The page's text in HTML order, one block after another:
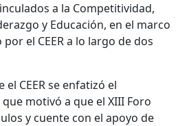
a la Competitividad,
y Educación, en el marco
el CEER a lo largo de dos
el CEER se enfatizó el
motivó a que el XIII Foro
y cuente con el apoyo de